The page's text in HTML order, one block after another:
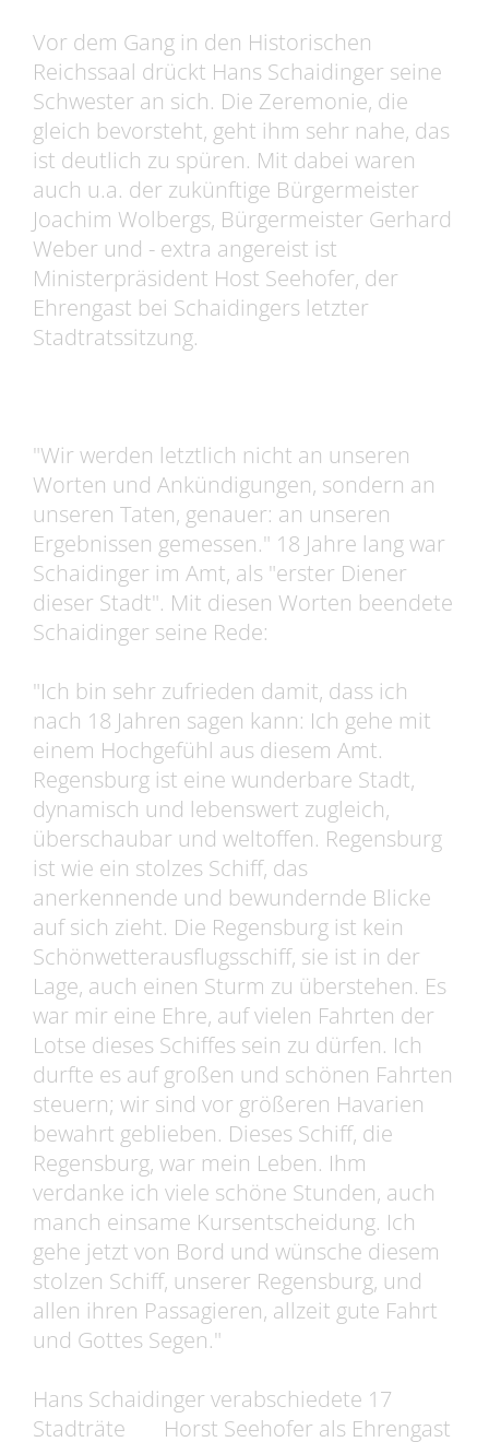
Vor dem Gang in den Historischen
Reichssaal drückt Hans Schaidinger seine
Schwester an sich. Die Zeremonie, die
gleich bevorsteht, geht ihm sehr nahe, das
ist deutlich zu spüren. Mit dabei waren
auch u.a. der zukünftige Bürgermeister
Joachim Wolbergs, Bürgermeister Gerhard
Weber und - extra angereist ist
Ministerpräsident Host Seehofer, der
Ehrengast bei Schaidingers letzter
Stadtratssitzung.
"Wir werden letztlich nicht an unseren
Worten und Ankündigungen, sondern an
unseren Taten, genauer: an unseren
Ergebnissen gemessen." 18 Jahre lang war
Schaidinger im Amt, als "erster Diener
dieser Stadt". Mit diesen Worten beendete
Schaidinger seine Rede:
"Ich bin sehr zufrieden damit, dass ich
nach 18 Jahren sagen kann: Ich gehe mit
einem Hochgefühl aus diesem Amt.
Regensburg ist eine wunderbare Stadt,
dynamisch und lebenswert zugleich,
überschaubar und weltoffen. Regensburg
ist wie ein stolzes Schiff, das
anerkennende und bewundernde Blicke
auf sich zieht. Die Regensburg ist kein
Schönwetterausflugsschiff, sie ist in der
Lage, auch einen Sturm zu überstehen. Es
war mir eine Ehre, auf vielen Fahrten der
Lotse dieses Schiffes sein zu dürfen. Ich
durfte es auf großen und schönen Fahrten
steuern; wir sind vor größeren Havarien
bewahrt geblieben. Dieses Schiff, die
Regensburg, war mein Leben. Ihm
verdanke ich viele schöne Stunden, auch
manch einsame Kursentscheidung. Ich
gehe jetzt von Bord und wünsche diesem
stolzen Schiff, unserer Regensburg, und
allen ihren Passagieren, allzeit gute Fahrt
und Gottes Segen."
Hans Schaidinger verabschiedete 17
Stadträte Horst Seehofer als Ehrengast